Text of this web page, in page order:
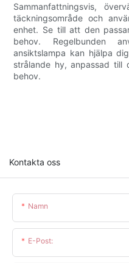
Sammanfattningsvis,
täckningsområde och
enhet. Se till att den
behov. Regelbunden
ansiktslampa kan hjälpa
strålande hy, anpassad till
behov.
Kontakta oss
Namn
E-Post: